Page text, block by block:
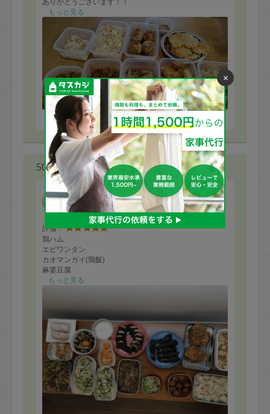
もっと見る
※依頼者の依頼当時の主観的な感想です。
50代 女性より
ma-u
評価：
鶏ハム
エビワンタン
カオマンガイ(鶏飯)
麻婆豆腐
油淋鶏
セロリツナ塩昆布和え
ジャガイモピーマン牛肉オイスター炒め
きゅうりハム春雨サラダ
山芋磯辺焼き
など、今日も沢山のお料理を作っていただきました。ま
たよろしくお願いします
もっと見る
×